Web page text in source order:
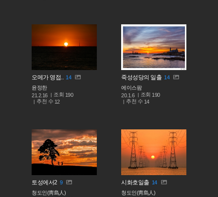
오메가 영접..
14
윤정한
21.2.16
조회 190
추천 수 12
죽성성당의 일출 14
에이스팜
20.1.6
조회 190
추천 수 14
토성에서2 9
청도인(靑島人)
시화호일출 14
청도인(靑島人)